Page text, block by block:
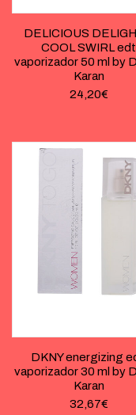
DELICIOUS
COOL SWIRL edt
vaporizador 50 ml by
Karan
24,20€
DKNY energizing
vaporizador 30 ml by
Karan
32,67€